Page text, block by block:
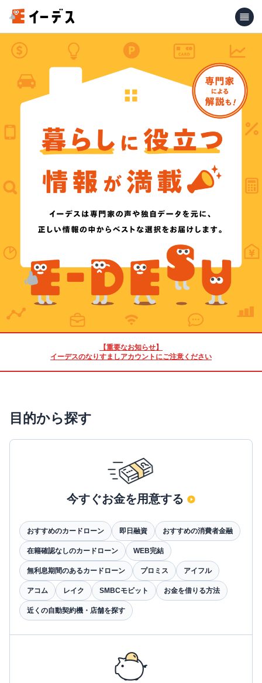
【重要なお知らせ】
イーデスのなりすましアカウントにご注意ください
目的から探す
今すぐお金を用意する
おすすめのカードローン 即日融資 おすすめの消費者金融
在籍確認なしのカードローン WEB完結
無利息期間のあるカードローン プロミス アイフル
アコム レイク SMBCモビット お金を借りる方法
近くの自動契約機・店舗を探す